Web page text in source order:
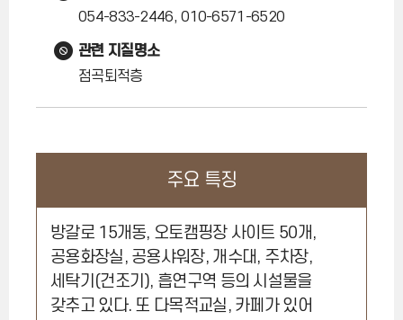
054-833-2446, 010-6571-6520
관련 지질명소
점곡퇴적층
주요 특징
방갈로 15개동, 오토캠핑장 사이트 50개,
공용화장실, 공용샤워장, 개수대, 주차장,
세탁기(건조기), 흡연구역 등의 시설물을
갖추고 있다. 또 다목적교실, 카페가 있어